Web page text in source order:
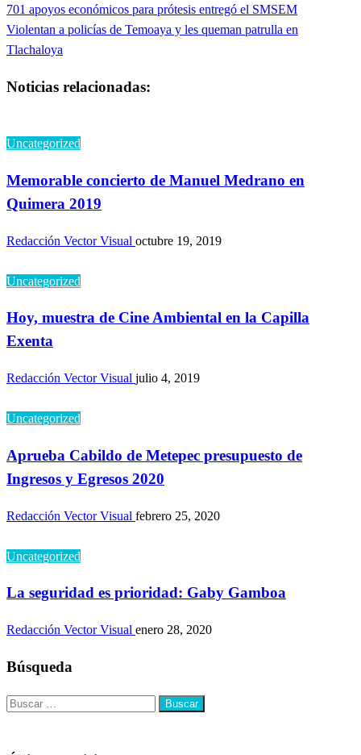
Navegación
de
Entrada
anterior
701 apoyos económicos para prótesis entregó el SMSEM
Entrada
siguiente
Violentan a policías de Temoaya y les queman patrulla en
Tlachaloya
Noticias relacionadas:
Uncategorized
Memorable concierto de Manuel Medrano en
Quimera 2019
Redacción Vector Visual octubre 19, 2019
Uncategorized
Hoy, muestra de Cine Ambiental en la Capilla
Exenta
Redacción Vector Visual julio 4, 2019
Uncategorized
Aprueba Cabildo de Metepec presupuesto de
Ingresos y Egresos 2020
Redacción Vector Visual febrero 25, 2020
Uncategorized
La seguridad es prioridad: Gaby Gamboa
Redacción Vector Visual enero 28, 2020
Búsqueda
Buscar: